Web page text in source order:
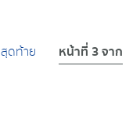
สุดท้าย
หน้าที่ 3 จาก